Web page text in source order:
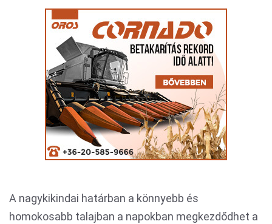
A nagykikindai határban a könnyebb és
homokosabb talajban a napokban megkezdődhet a